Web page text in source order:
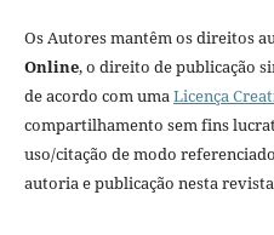
Os Autores mantêm os direitos
Online, o direito de publicação
de acordo com umaLicença
compartilhamento sem fins
uso/citação de modo
autoria e publicação nesta